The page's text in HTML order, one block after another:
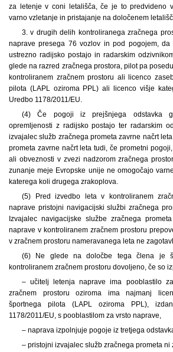
za letenje v coni letališča, če je to predvideno
varno vzletanje in pristajanje na določenem
3. v drugih delih kontroliranega zračnega
naprave presega 76 vozlov in pod pogojem,
ustrezno radijsko postajo in radarskim
glede na razred zračnega prostora, pilot pa
kontroliranem zračnem prostoru ali licenco
pilota (LAPL oziroma PPL) ali licenco višje
Uredbo 1178/2011/EU.
(4) Če pogoji iz prejšnjega odstavka
opremljenosti z radijsko postajo ter radarskim
izvajalec služb zračnega prometa zavrne načrt
prometa zavrne načrt leta tudi, če prometni
ali obveznosti v zvezi nadzorom zračnega
zunanje meje Evropske unije ne omogočajo
katerega koli drugega zrakoplova.
(5) Pred izvedbo leta v kontroliranem
naprave pristojni navigacijski službi zračnega
Izvajalec navigacijske službe zračnega
naprave v kontroliranem zračnem prostoru
v zračnem prostoru nameravanega leta ne
(6) Ne glede na določbe tega člena je
kontroliranem zračnem prostoru dovoljeno, če so
– učitelj letenja naprave ima pooblastilo
zračnem prostoru oziroma ima najmanj
športnega pilota (LAPL oziroma PPL),
1178/2011/EU, s pooblastilom za vrsto naprave,
– naprava izpolnjuje pogoje iz tretjega
– pristojni izvajalec služb zračnega prometa ni